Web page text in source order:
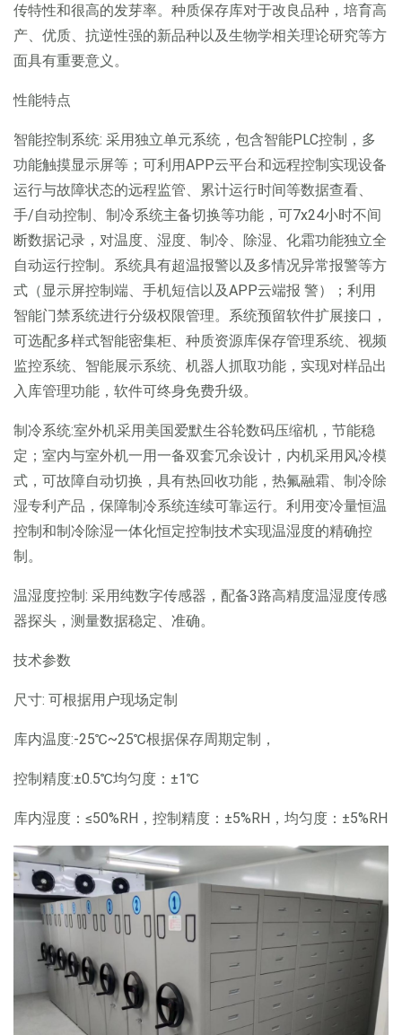
传特性和很高的发芽率。种质保存库对于改良品种，培育高
产、优质、抗逆性强的新品种以及生物学相关理论研究等方
面具有重要意义。
性能特点
智能控制系统: 采用独立单元系统，包含智能PLC控制，多
功能触摸显示屏等；可利用APP云平台和远程控制实现设备
运行与故障状态的远程监管、累计运行时间等数据查看、
手/自动控制、制冷系统主备切换等功能，可7x24小时不间
断数据记录，对温度、湿度、制冷、除湿、化霜功能独立全
自动运行控制。系统具有超温报警以及多情况异常报警等方
式（显示屏控制端、手机短信以及APP云端报 警）；利用
智能门禁系统进行分级权限管理。系统预留软件扩展接口，
可选配多样式智能密集柜、种质资源库保存管理系统、视频
监控系统、智能展示系统、机器人抓取功能，实现对样品出
入库管理功能，软件可终身免费升级。
制冷系统:室外机采用美国爱默生谷轮数码压缩机，节能稳
定；室内与室外机一用一备双套冗余设计，内机采用风冷模
式，可故障自动切换，具有热回收功能，热氟融霜、制冷除
湿专利产品，保障制冷系统连续可靠运行。利用变冷量恒温
控制和制冷除湿一体化恒定控制技术实现温湿度的精确控
制。
温湿度控制: 采用纯数字传感器，配备3路高精度温湿度传感
器探头，测量数据稳定、准确。
技术参数
尺寸: 可根据用户现场定制
库内温度:-25℃~25℃根据保存周期定制，
控制精度:±0.5℃均匀度：±1℃
库内湿度：≤50%RH，控制精度：±5%RH，均匀度：±5%RH